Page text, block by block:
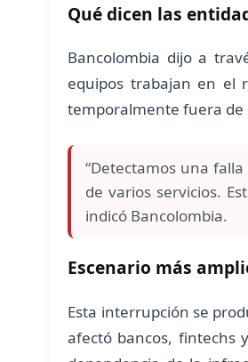
Qué dicen las
Bancolombia dijo a
equipos trabajan en el
temporalmente fuera de
“Detectamos una
de varios servicios.
indicó Bancolombia.
Escenario más
Esta interrupción se
afectó bancos, fintechs